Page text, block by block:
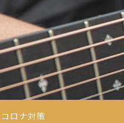
コロナ対策